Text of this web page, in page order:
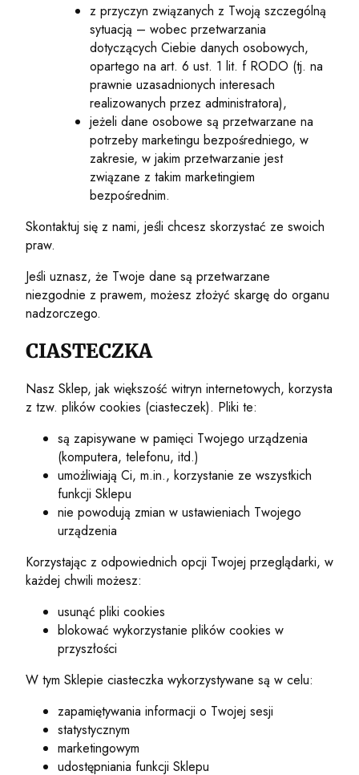
z przyczyn związanych z Twoją szczególną
sytuacją – wobec przetwarzania
dotyczących Ciebie danych osobowych,
opartego na art. 6 ust. 1 lit. f RODO (tj. na
prawnie uzasadnionych interesach
realizowanych przez administratora),
jeżeli dane osobowe są przetwarzane na
potrzeby marketingu bezpośredniego, w
zakresie, w jakim przetwarzanie jest
związane z takim marketingiem
bezpośrednim.
Skontaktuj się z nami, jeśli chcesz skorzystać ze swoich
praw.
Jeśli uznasz, że Twoje dane są przetwarzane
niezgodnie z prawem, możesz złożyć skargę do organu
nadzorczego.
CIASTECZKA
Nasz Sklep, jak większość witryn internetowych, korzysta
z tzw. plików cookies (ciasteczek). Pliki te:
są zapisywane w pamięci Twojego urządzenia
(komputera, telefonu, itd.)
umożliwiają Ci, m.in., korzystanie ze wszystkich
funkcji Sklepu
nie powodują zmian w ustawieniach Twojego
urządzenia
Korzystając z odpowiednich opcji Twojej przeglądarki, w
każdej chwili możesz:
usunąć pliki cookies
blokować wykorzystanie plików cookies w
przyszłości
W tym Sklepie ciasteczka wykorzystywane są w celu:
zapamiętywania informacji o Twojej sesji
statystycznym
marketingowym
udostępniania funkcji Sklepu